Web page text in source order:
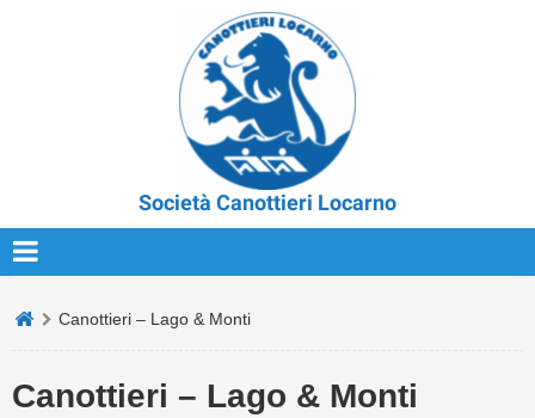
Società Canottieri Locarno
Canottieri – Lago & Monti
Canottieri – Lago & Monti